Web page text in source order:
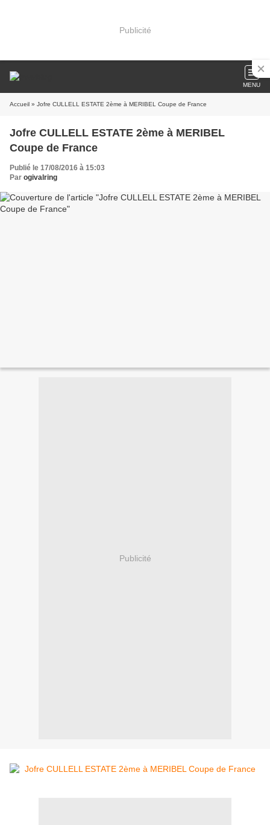
Publicité
MENU
Accueil » Jofre CULLELL ESTATE 2ème à MERIBEL Coupe de France
Jofre CULLELL ESTATE 2ème à MERIBEL
Coupe de France
Publié le 17/08/2016 à 15:03
Par ogivalring
Publicité